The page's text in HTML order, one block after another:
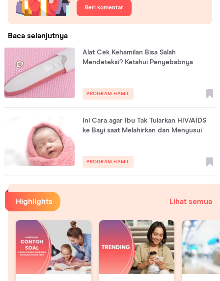
Beri komentar
Baca selanjutnya
Alat Cek Kehamilan Bisa Salah
Mendeteksi? Ketahui Penyebabnya
PROGRAM HAMIL
Ini Cara agar Ibu Tak Tularkan HIV/AIDS
ke Bayi saat Melahirkan dan Menyusui
PROGRAM HAMIL
Highlights Lihat semua